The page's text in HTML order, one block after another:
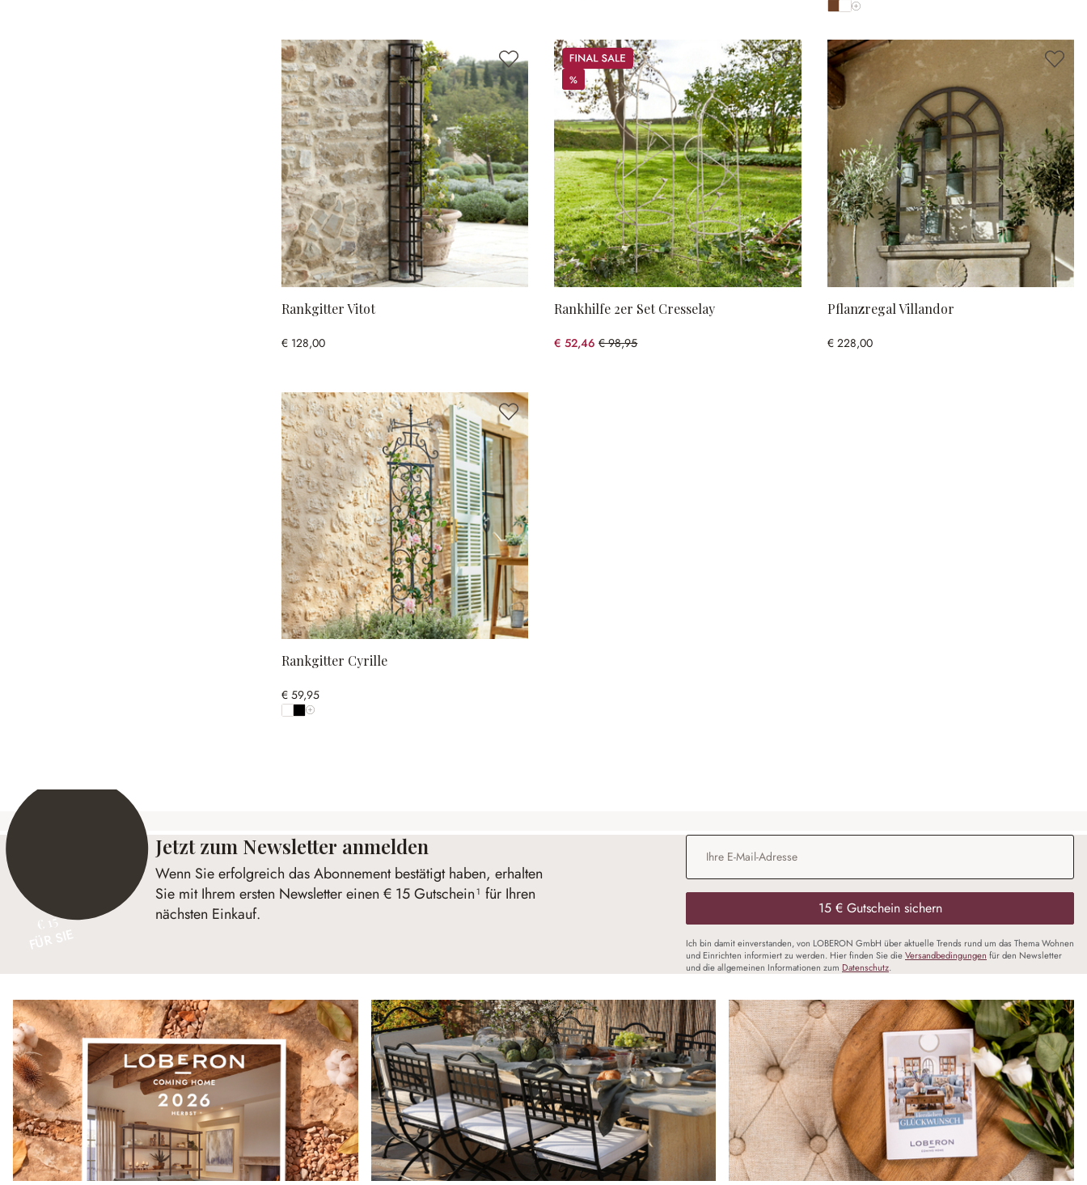
Rankgitter Vitot
€ 128,00
Sale
%
%
Rankhilfe 2er Set Cresselay
€ 52,46€ 98,95
(46.98% gespart)
Pflanzregal Villandor
€ 228,00
Rankgitter Cyrille
€ 59,95
€ 15
Jetzt zum Newsletter anmelden
Wenn Sie erfolgreich das Abonnement bestätigt haben, erhalten
Sie mit Ihrem ersten Newsletter einen € 15 Gutschein¹ für Ihren
nächsten Einkauf.
E-Mail-Adresse
15 € Gutschein sichern
Ich bin damit einverstanden, von LOBERON GmbH über aktuelle Trends rund um das Thema Wohnen
und Einrichten informiert zu werden. Hier finden Sie dieVersandbedingungen für den Newsletter
und die allgemeinen Informationen zum Datenschutz.